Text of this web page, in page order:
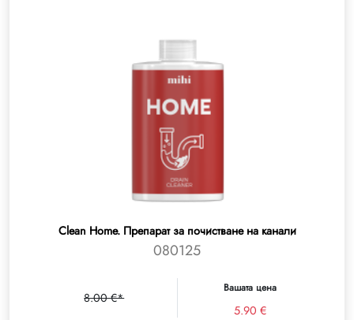
Clean Home. Препарат за почистване на канали
080125
8.00 €*
Вашата цена
5.90 €